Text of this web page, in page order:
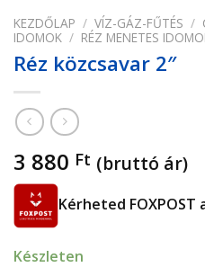
KEZDŐLAP / VÍZ-GÁZ-FŰTÉS /
IDOMOK / RÉZ MENETES
Réz közcsavar 2″
3 880 Ft (bruttó ár)
Kérheted FOXPOST
Készleten